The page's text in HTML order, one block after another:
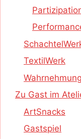
TextilWerk
Zu Gast im
ArtSnacks
Gastspiel